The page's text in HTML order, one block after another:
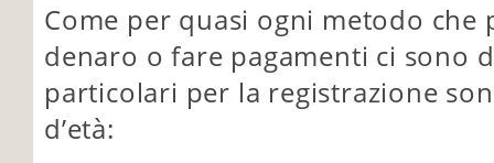
Come per quasi ogni metodo che
denaro o fare pagamenti ci sono
particolari per la registrazione
d’età: